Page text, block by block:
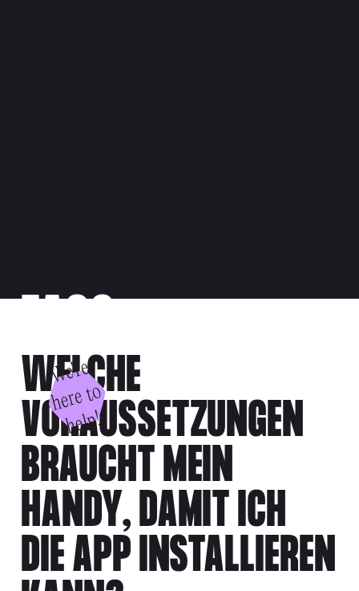
W
e'
r
e
h
e
r
e
t
o
h
el
p!
WELCHE
VORAUSSETZUNGEN
BRAUCHT MEIN
HANDY, DAMIT ICH
DIE APP INSTALLIEREN